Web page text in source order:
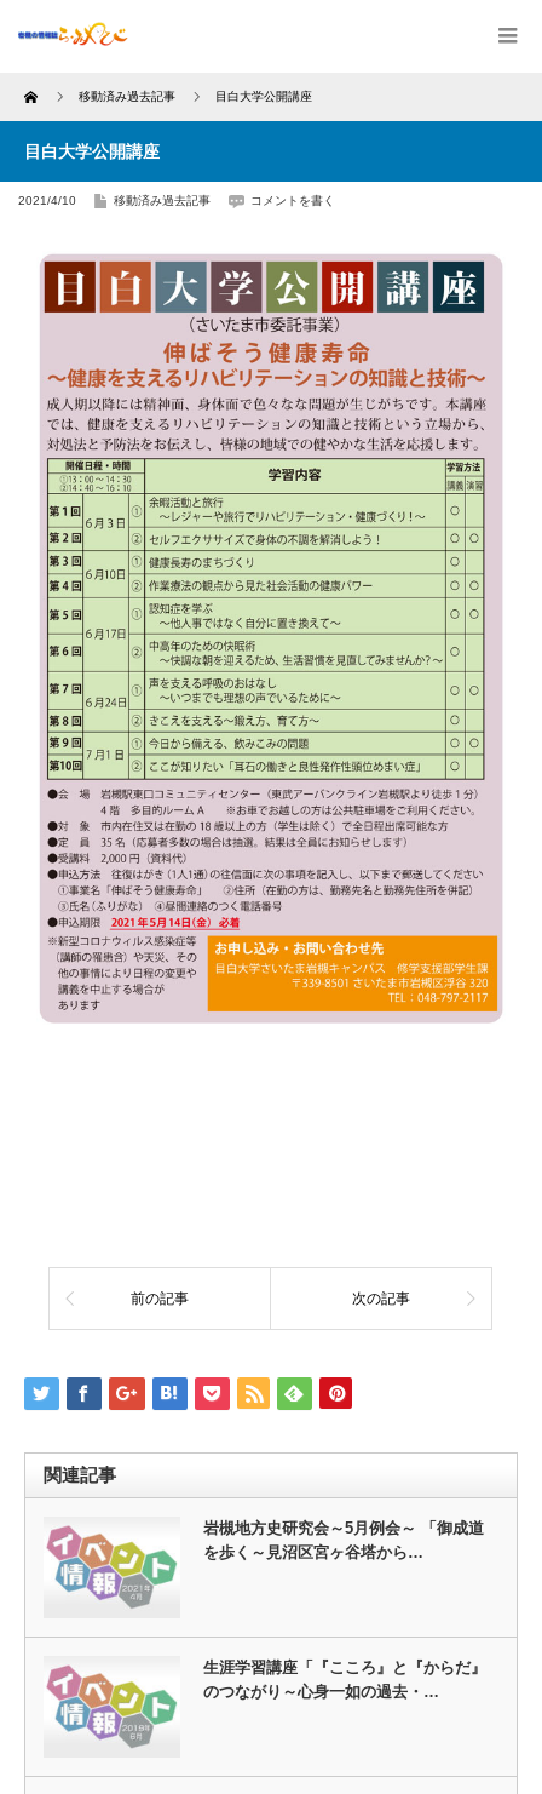
Home 移動済み過去記事 目白大学公開講座
目白大学公開講座
2021/4/10 移動済み過去記事 コメントを書く
前の記事 次の記事
関連記事
岩槻地方史研究会～5月例会～ 「御成道
を歩く～見沼区宮ヶ谷塔から…
生涯学習講座「『こころ』と『からだ』
のつながり～心身一如の過去・…